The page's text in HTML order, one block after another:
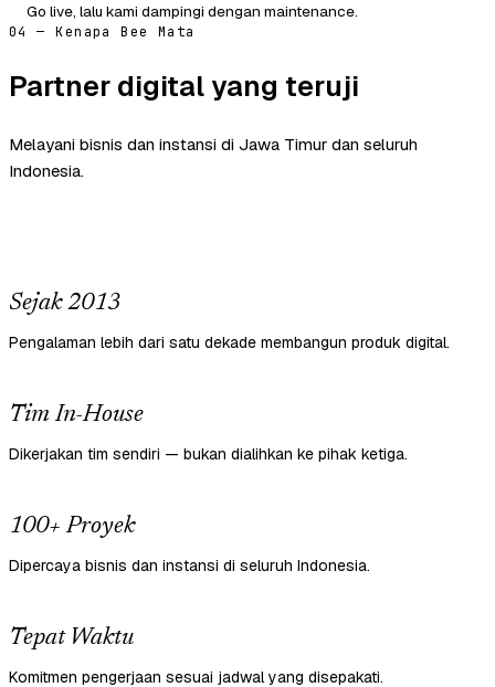
Go live, lalu kami dampingi dengan maintenance.
04 — Kenapa Bee Mata
Partner digital yang teruji
Melayani bisnis dan instansi di Jawa Timur dan seluruh
Indonesia.
Sejak 2013
Pengalaman lebih dari satu dekade membangun produk digital.
Tim In-House
Dikerjakan tim sendiri — bukan dialihkan ke pihak ketiga.
100+ Proyek
Dipercaya bisnis dan instansi di seluruh Indonesia.
Tepat Waktu
Komitmen pengerjaan sesuai jadwal yang disepakati.